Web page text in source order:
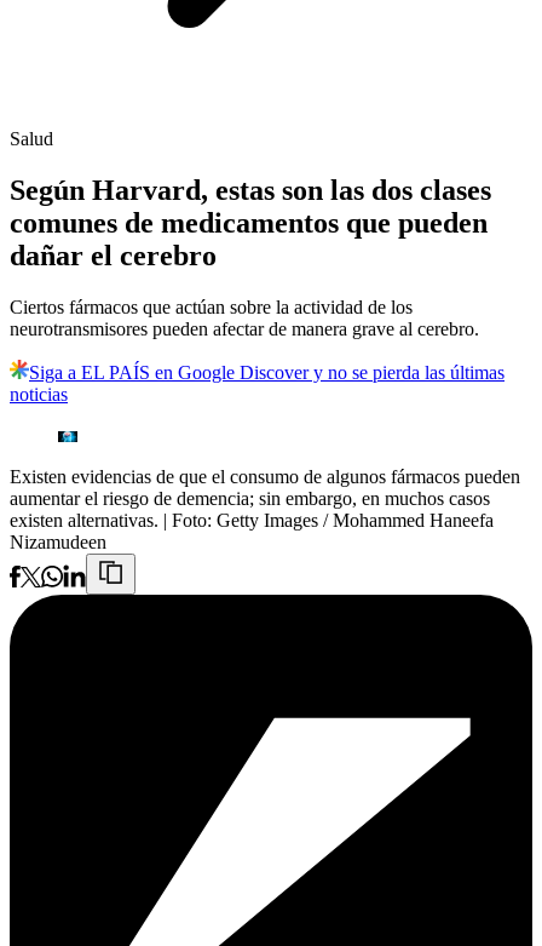
Salud
Según Harvard, estas son las dos clases
comunes de medicamentos que pueden
dañar el cerebro
Ciertos fármacos que actúan sobre la actividad de los
neurotransmisores pueden afectar de manera grave al cerebro.
Siga a EL PAÍS en Google Discover y no se pierda las últimas
noticias
Existen evidencias de que el consumo de algunos fármacos pueden
aumentar el riesgo de demencia; sin embargo, en muchos casos
existen alternativas. | Foto: Getty Images / Mohammed Haneefa
Nizamudeen